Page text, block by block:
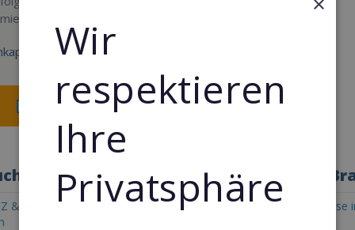
Konzept
Merken
Sie die Konzepte in Bulgarien nach
& Fahrzeug Franchise in
Automaten-Lizenz Franchise
Wir
respektieren
Ihre
Privatsphäre